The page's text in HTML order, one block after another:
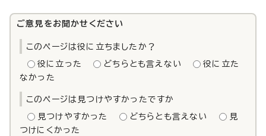
ご意見をお聞かせください
このページは役に立ちましたか？
役に立った どちらとも言えない
役に立た
なかった
このページは見つけやすかったですか
見つけやすかった どちらとも言えない
見
つけにくかった